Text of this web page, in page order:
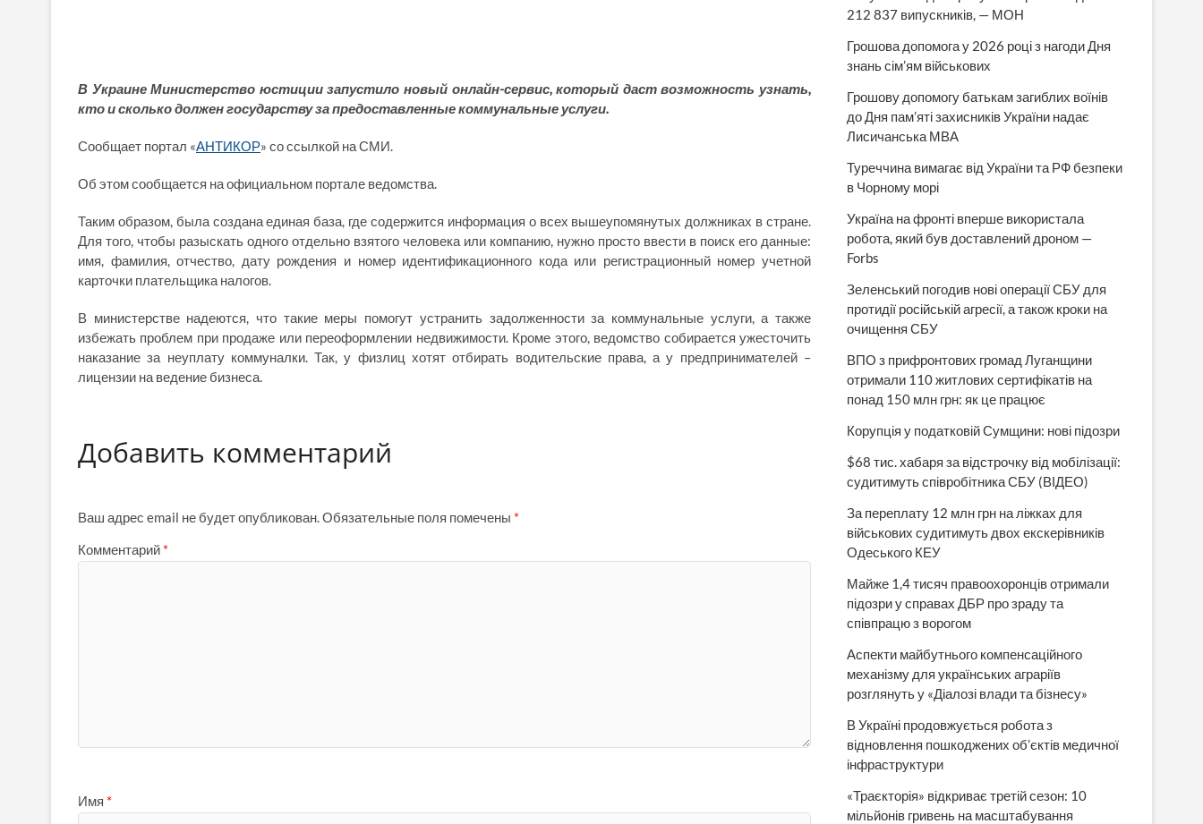
В Украине Министерство юстиции запустило новый онлайн-сервис, который даст возможность узнать,
кто и сколько должен государству за предоставленные коммунальные услуги.
Сообщает портал «АНТИКОР» со ссылкой на СМИ.
Об этом сообщается на официальном портале ведомства.
Таким образом, была создана единая база, где содержится информация о всех вышеупомянутых должниках в стране.
Для того, чтобы разыскать одного отдельно взятого человека или компанию, нужно просто ввести в поиск его данные:
имя, фамилия, отчество, дату рождения и номер идентификационного кода или регистрационный номер учетной
карточки плательщика налогов.
В министерстве надеются, что такие меры помогут устранить задолженности за коммунальные услуги, а также
избежать проблем при продаже или переоформлении недвижимости. Кроме этого, ведомство собирается ужесточить
наказание за неуплату коммуналки. Так, у физлиц хотят отбирать водительские права, а у предпринимателей –
лицензии на ведение бизнеса.
Добавить комментарий
Ваш адрес email не будет опубликован.Обязательные поля помечены *
Комментарий *
Имя *
212 837 випускників, — МОН
Грошова допомога у 2026 році з нагоди Дня
знань сім’ям військових
Грошову допомогу батькам загиблих воїнів
до Дня пам’яті захисників України надає
Лисичанська МВА
Туреччина вимагає від України та РФ безпеки
в Чорному морі
Україна на фронті вперше використала
робота, який був доставлений дроном —
Forbs
Зеленський погодив нові операції СБУ для
протидії російській агресії, а також кроки на
очищення СБУ
ВПО з прифронтових громад Луганщини
отримали 110 житлових сертифікатів на
понад 150 млн грн: як це працює
Корупція у податковій Сумщини: нові підозри
$68 тис. хабаря за відстрочку від мобілізації:
судитимуть співробітника СБУ (ВІДЕО)
За переплату 12 млн грн на ліжках для
військових судитимуть двох екскерівників
Одеського КЕУ
Майже 1,4 тисяч правоохоронців отримали
підозри у справах ДБР про зраду та
співпрацю з ворогом
Аспекти майбутнього компенсаційного
механізму для українських аграріїв
розглянуть у «Діалозі влади та бізнесу»
В Україні продовжується робота з
відновлення пошкоджених об’єктів медичної
інфраструктури
«Траєкторія» відкриває третій сезон: 10
мільйонів гривень на масштабування